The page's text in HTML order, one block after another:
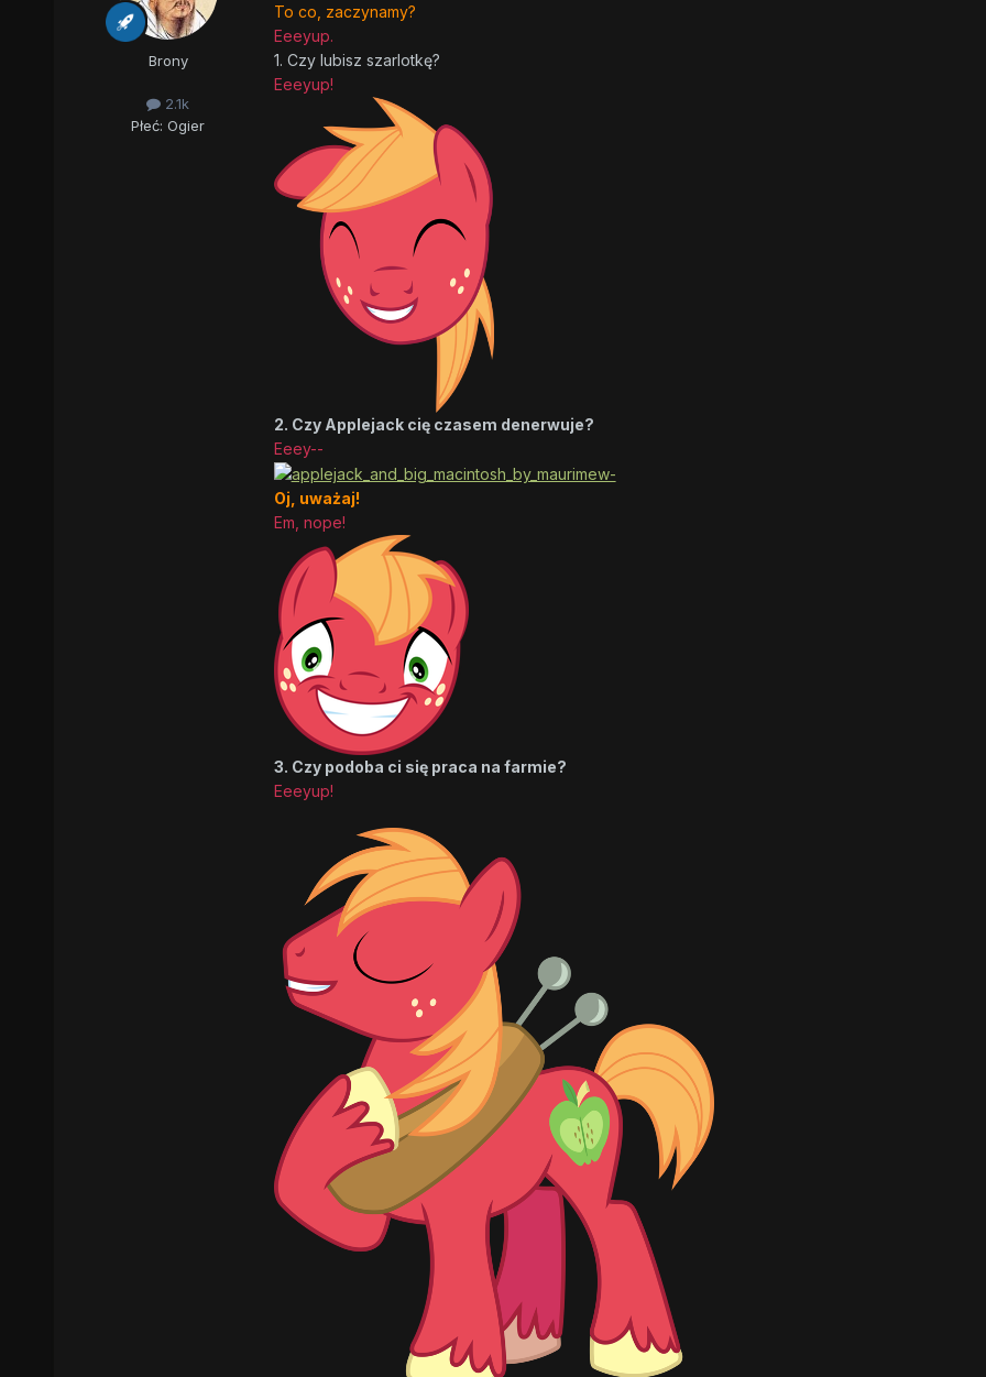
Brony
2.1k
Płeć: Ogier
To co, zaczynamy?
Eeeyup.
1. Czy lubisz szarlotkę?
Eeeyup!
2. Czy Applejack cię czasem denerwuje?
Eeey--
Oj, uważaj!
Em, nope!
3. Czy podoba ci się praca na farmie?
Eeeyup!